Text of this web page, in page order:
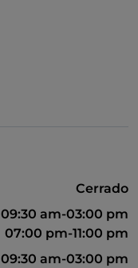
Cerrado
09:30 am-03:00 pm
07:00 pm-11:00 pm
09:30 am-03:00 pm